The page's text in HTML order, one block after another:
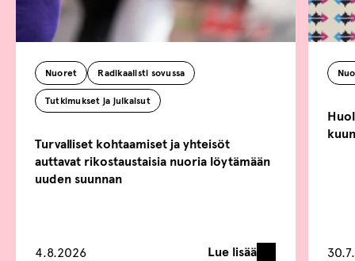
Nuoret Radikaalisti sovussa
Tutkimukset ja julkaisut
Turvalliset kohtaamiset ja yhteisöt
auttavat rikostaustaisia nuoria löytämään
uuden suunnan
4.8.2026 Lue lisää